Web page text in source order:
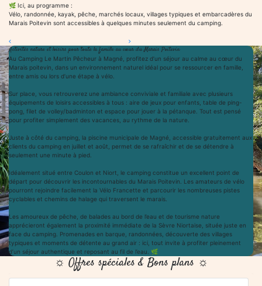
Marais poitevin, dans un environnement naturel idéal pour se ressourcer en famille,
entre amis ou lors d’une étape à vélo.
équipements de loisirs accessibles à tous : aire de jeux pour enfants, table de ping-
pong, filet de volley/badminton et espace pour jouer à la pétanque. Tout est pensé
pour profiter simplement des vacances, au rythme de la nature.
Juste à côté du camping, la piscine municipale de Magné, accessible gratuitement aux
seulement une minute à pied.
Idéalement situé entre Coulon et Niort, le camping constitue un excellent point de
départ pour découvrir les incontournables du Marais Poitevin. Les amateurs de vélo
cyclables et chemins de halage qui traversent le marais.
Les amoureux de pêche, de balades au bord de l’eau et de tourisme nature
face du camping. Promenades en barque, randonnées, découverte des villages
typiques et moments de détente au grand air : ici, tout invite à profiter pleinement
d’un séjour authentique et reposant au fil de l’eau. 🌿
☼ Offres spéciales & Bons plans ☼